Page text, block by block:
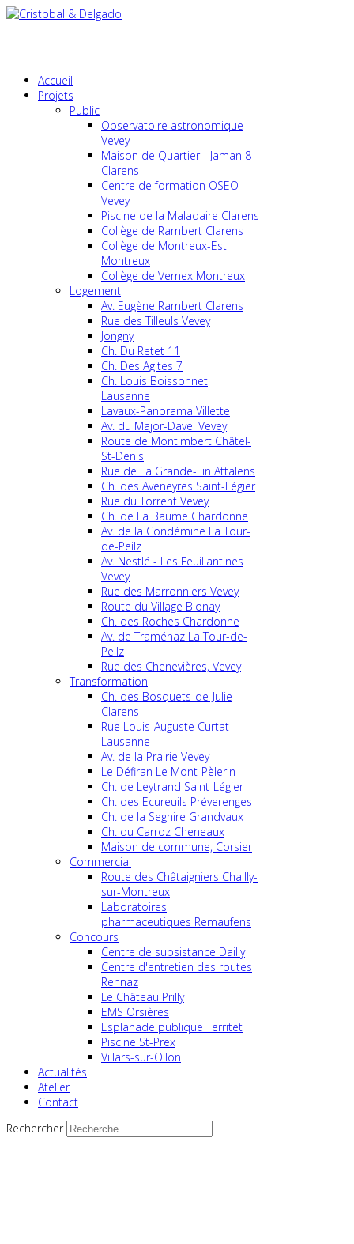
Accueil
Projets
Public
Observatoire astronomique
Vevey
Maison de Quartier - Jaman 8
Clarens
Centre de formation OSEO
Vevey
Piscine de la Maladaire Clarens
Collège de Rambert Clarens
Collège de Montreux-Est
Montreux
Collège de Vernex Montreux
Logement
Av. Eugène Rambert Clarens
Rue des Tilleuls Vevey
Jongny
Ch. Du Retet 11
Ch. Des Agites 7
Ch. Louis Boissonnet
Lausanne
Lavaux-Panorama Villette
Av. du Major-Davel Vevey
Route de Montimbert Châtel-
St-Denis
Rue de La Grande-Fin Attalens
Ch. des Aveneyres Saint-Légier
Rue du Torrent Vevey
Ch. de La Baume Chardonne
Av. de la Condémine La Tour-
de-Peilz
Av. Nestlé - Les Feuillantines
Vevey
Rue des Marronniers Vevey
Route du Village Blonay
Ch. des Roches Chardonne
Av. de Traménaz La Tour-de-
Peilz
Rue des Chenevières, Vevey
Transformation
Ch. des Bosquets-de-Julie
Clarens
Rue Louis-Auguste Curtat
Lausanne
Av. de la Prairie Vevey
Le Défiran Le Mont-Pèlerin
Ch. de Leytrand Saint-Légier
Ch. des Ecureuils Préverenges
Ch. de la Segnire Grandvaux
Ch. du Carroz Cheneaux
Maison de commune, Corsier
Commercial
Route des Châtaigniers Chailly-
sur-Montreux
Laboratoires
pharmaceutiques Remaufens
Concours
Centre de subsistance Dailly
Centre d'entretien des routes
Rennaz
Le Château Prilly
EMS Orsières
Esplanade publique Territet
Piscine St-Prex
Villars-sur-Ollon
Actualités
Atelier
Contact
Rechercher